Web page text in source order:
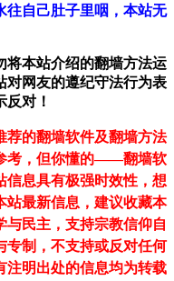
往自己肚子里咽，本站无
将本站介绍的翻墙方法运
对网友的遵纪守法行为表
对！
荐的翻墙软件及翻墙方法
考，但你懂的——翻墙软
信息具有极强时效性，想
站最新信息，建议收藏本
与民主，支持宗教信仰自
专制，不支持或反对任何
注明出处的信息均为转载